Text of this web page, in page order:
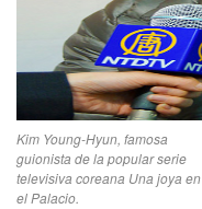
Kim Young-Hyun, famosa
guionista de la popular serie
televisiva coreana Una joya en
el Palacio.